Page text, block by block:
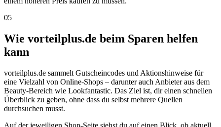
05
Wie vorteilplus.de beim Sparen helfen
kann
vorteilplus.de sammelt Gutscheincodes und Aktionshinweise für
eine Vielzahl von Online-Shops – darunter auch Anbieter aus dem
Beauty-Bereich wie Lookfantastic. Das Ziel ist, dir einen schnellen
Überblick zu geben, ohne dass du selbst mehrere Quellen
durchsuchen musst.